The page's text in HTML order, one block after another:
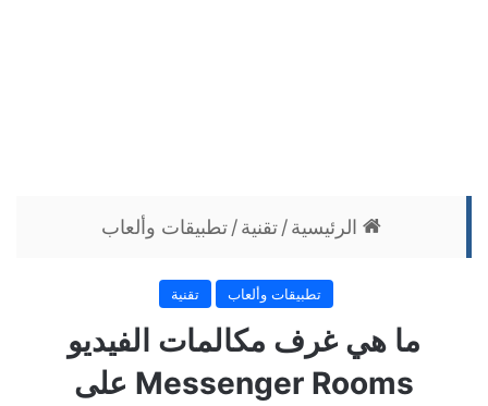
الرئيسية/تقنية/تطبيقات وألعاب
تطبيقات وألعاب تقنية
ما هي غرف مكالمات الفيديو
Messenger Rooms على